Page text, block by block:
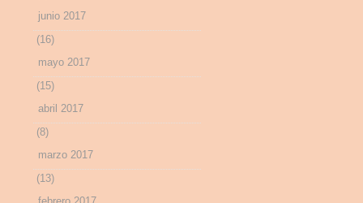
junio 2017
(16)
mayo 2017
(15)
abril 2017
(8)
marzo 2017
(13)